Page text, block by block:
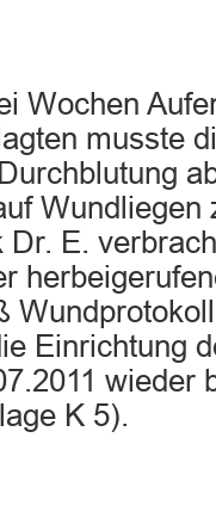
Wochen
musste
Wundliegen
Dr. E.
Einrichtung
wieder
K 5).